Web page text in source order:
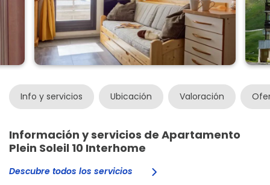
Info y servicios Ubicación Valoración
Información y servicios de Apartamento
Plein Soleil 10 Interhome
Descubre todos los servicios